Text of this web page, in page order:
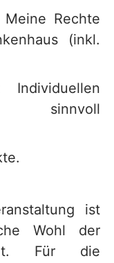
Meine Rechte
(inkl.
sinnvoll
ist
Wohl der
Für die